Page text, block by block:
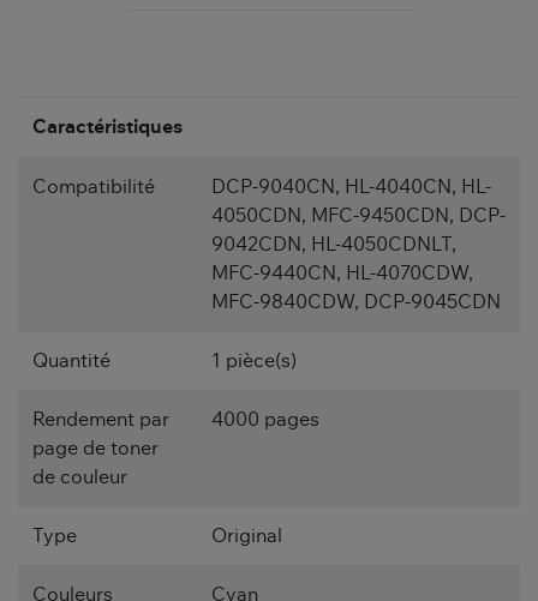
Caractéristiques
Compatibilité
DCP-9040CN, HL-4040CN, HL-
4050CDN, MFC-9450CDN, DCP-
9042CDN, HL-4050CDNLT,
MFC-9440CN, HL-4070CDW,
MFC-9840CDW, DCP-9045CDN
Quantité 1 pièce(s)
Rendement par
page de toner
de couleur
4000 pages
Type Original
Couleurs Cyan